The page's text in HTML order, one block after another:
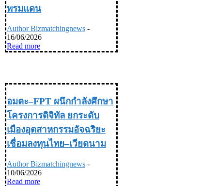
พรมแดน
Author Bizmatchingnews -
16/06/2026
Read more
อมตะ–FPT ผนึกกำลังศึกษา
โครงการดิจิทัล ยกระดับ
เมืองอุตสาหกรรมอัจฉริยะ
เชื่อมลงทุนไทย–เวียดนาม
Author Bizmatchingnews -
10/06/2026
Read more